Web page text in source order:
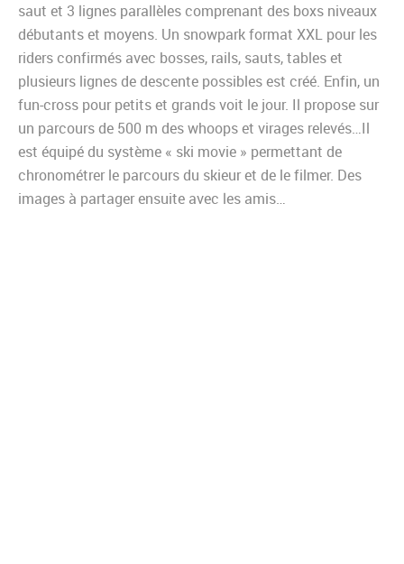
saut et 3 lignes parallèles comprenant des boxs niveaux
débutants et moyens. Un snowpark format XXL pour les
riders confirmés avec bosses, rails, sauts, tables et
plusieurs lignes de descente possibles est créé. Enfin, un
fun-cross pour petits et grands voit le jour. Il propose sur
un parcours de 500 m des whoops et virages relevés…Il
est équipé du système « ski movie » permettant de
chronométrer le parcours du skieur et de le filmer. Des
images à partager ensuite avec les amis…